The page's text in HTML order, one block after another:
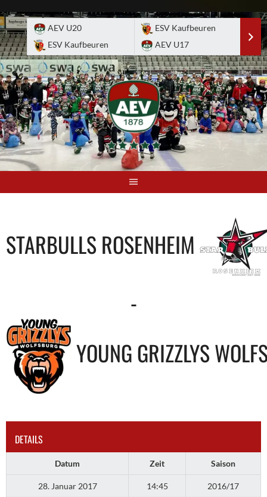
to
content
AEV U20
ESV Kaufbeuren
ESV Kaufbeuren
AEV U17
STARBULLS ROSENHEIM
-
YOUNG GRIZZLYS
DETAILS
Datum Zeit Saison
28. Januar 2017 14:45 2016/17